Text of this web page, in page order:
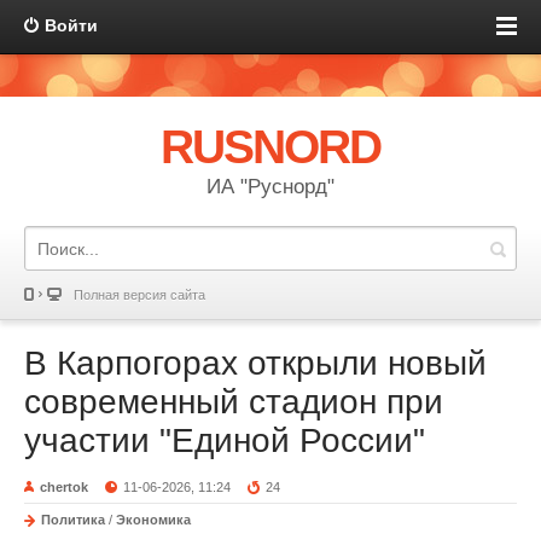
Войти
RUSNORD
ИА "Руснорд"
Полная версия сайта
В Карпогорах открыли новый
современный стадион при
участии "Единой России"
chertok 11-06-2026, 11:24 24
Политика / Экономика